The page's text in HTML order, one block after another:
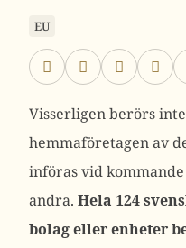
EU
Visserligen berörs
hemmaföretagen av
införas vid
andra. Hela 124
bolag eller enheter